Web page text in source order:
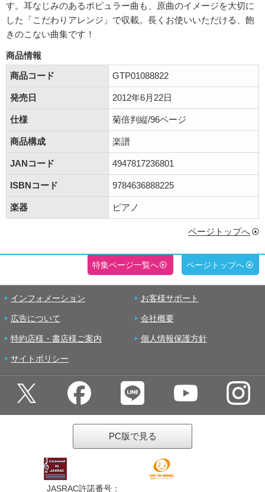
す。耳なじみのあるポピュラー曲も、原曲のイメージを大切に
した「こだわりアレンジ」で収載。長くお使いいただける、飽
きのこない曲集です！
商品情報
商品コード
GTP01088822
発売日 2012年6月22日
仕様 菊倍判縦/96ページ
商品構成 楽譜
JANコード 4947817236801
ISBNコード 9784636888225
楽器 ピアノ
ページトップへ
特集ページ一覧へ ページトップへ
インフォメーション お客様サポート
広告について 会社概要
特約店様・書店様ご案内 個人情報保護方針
サイトポリシー
PC版で見る
JASRAC許諾番号：